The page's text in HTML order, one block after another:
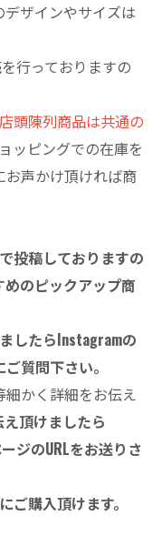
ザインやサイズは
行っておりますの
頭陳列商品は共通の
ッピングでの在庫を
声かけ頂ければ商
投稿しておりますの
のピックアップ商
したらInstagramの
質問下さい。
かく詳細をお伝え
頂けましたら
ジのURLをお送りさ
ご購入頂けます。